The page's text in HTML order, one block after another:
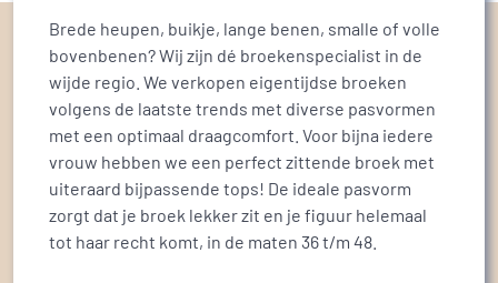
Brede heupen, buikje, lange benen, smalle of volle
bovenbenen? Wij zijn dé broekenspecialist in de
wijde regio. We verkopen eigentijdse broeken
volgens de laatste trends met diverse pasvormen
met een optimaal draagcomfort. Voor bijna iedere
vrouw hebben we een perfect zittende broek met
uiteraard bijpassende tops! De ideale pasvorm
zorgt dat je broek lekker zit en je figuur helemaal
tot haar recht komt, in de maten 36 t/m 48.